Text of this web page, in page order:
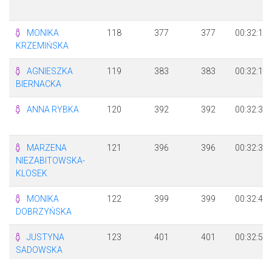
MONIKA
KRZEMIŃSKA
118 377 377 00:32:13
AGNIESZKA
BIERNACKA
119 383 383 00:32:19
ANNA RYBKA 120 392 392 00:32:32
MARZENA
NIEZABITOWSKA-
KLOSEK
121 396 396 00:32:34
MONIKA
DOBRZYŃSKA
122 399 399 00:32:44
JUSTYNA
SADOWSKA
123 401 401 00:32:51